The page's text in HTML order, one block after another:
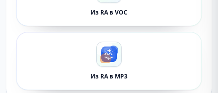
Из RA в VOC
Из RA в MP3